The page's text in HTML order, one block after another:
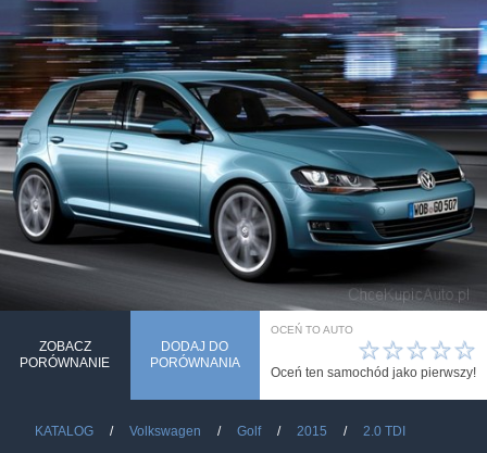
ZOBACZ
PORÓWNANIE
DODAJ DO
PORÓWNANIA
OCEŃ TO AUTO
☆
☆
☆
☆
☆
Oceń ten samochód jako pierwszy!
KATALOG Volkswagen Golf 2015 2.0 TDI